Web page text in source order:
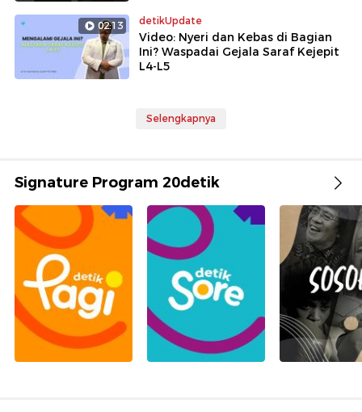
02:13 detikUpdate
Video: Nyeri dan Kebas di Bagian
Ini? Waspadai Gejala Saraf Kejepit
L4-L5
Selengkapnya
Signature Program 20detik